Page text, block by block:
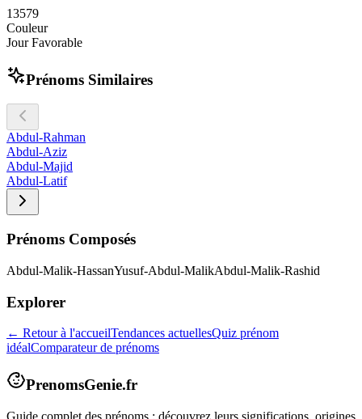
13579
Couleur
Jour Favorable
Prénoms Similaires
Abdul-Rahman
Abdul-Aziz
Abdul-Majid
Abdul-Latif
Prénoms Composés
Abdul-Malik-HassanYusuf-Abdul-MalikAbdul-Malik-Rashid
Explorer
← Retour à l'accueilTendances actuellesQuiz prénom
idéalComparateur de prénoms
PrenomsGenie.fr
Guide complet des prénoms : découvrez leurs significations, origines